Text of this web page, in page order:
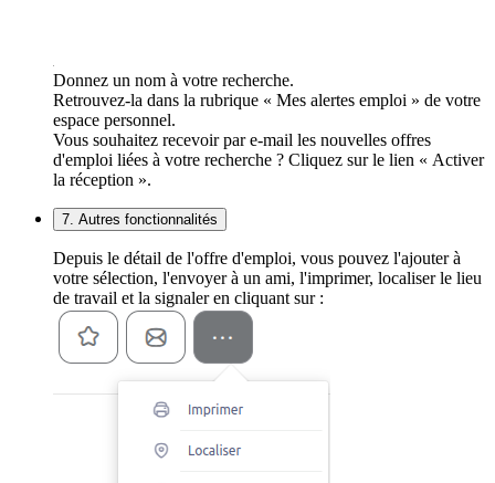
Donnez un nom à votre recherche.
Retrouvez-la dans la rubrique « Mes alertes emploi » de votre
espace personnel.
Vous souhaitez recevoir par e-mail les nouvelles offres
d'emploi liées à votre recherche ? Cliquez sur le lien « Activer
la réception ».
7. Autres fonctionnalités
Depuis le détail de l'offre d'emploi, vous pouvez l'ajouter à
votre sélection, l'envoyer à un ami, l'imprimer, localiser le lieu
de travail et la signaler en cliquant sur :